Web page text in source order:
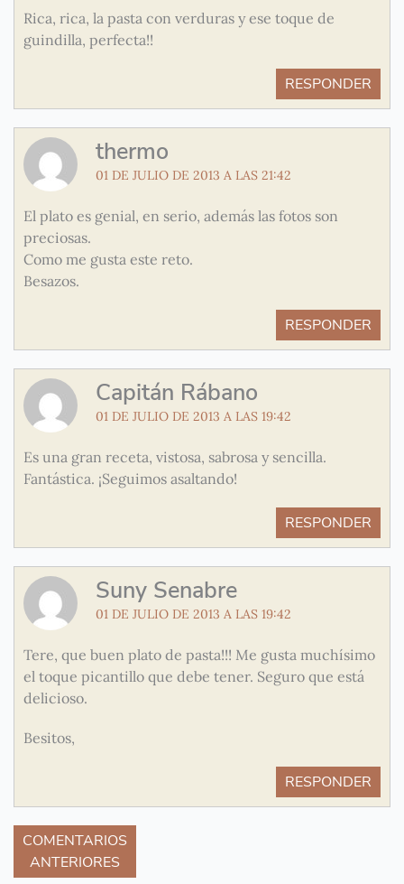
Rica, rica, la pasta con verduras y ese toque de
guindilla, perfecta!!
RESPONDER
thermo
01 DE JULIO DE 2013 A LAS 21:42
El plato es genial, en serio, además las fotos son
preciosas.
Como me gusta este reto.
Besazos.
RESPONDER
Capitán Rábano
01 DE JULIO DE 2013 A LAS 19:42
Es una gran receta, vistosa, sabrosa y sencilla.
Fantástica. ¡Seguimos asaltando!
RESPONDER
Suny Senabre
01 DE JULIO DE 2013 A LAS 19:42
Tere, que buen plato de pasta!!! Me gusta muchísimo
el toque picantillo que debe tener. Seguro que está
delicioso.
Besitos,
RESPONDER
COMENTARIOS
ANTERIORES